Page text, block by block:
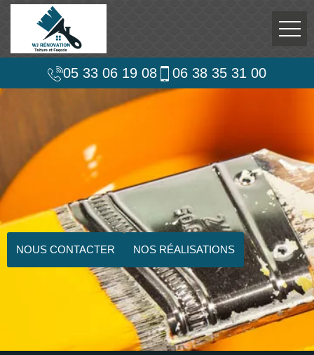
05 33 06 19 08 06 38 35 31 00
NOUS CONTACTER NOS RÉALISATIONS